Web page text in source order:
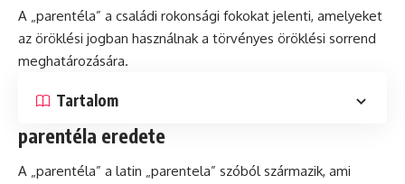
A „parentéla” a családi rokonsági fokokat jelenti, amelyeket
az öröklési jogban használnak a törvényes öröklési sorrend
meghatározására.
Tartalom
parentéla eredete
A „parentéla” a latin „parentela” szóból származik, ami